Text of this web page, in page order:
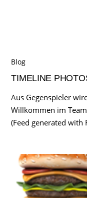
Blog
TIMELINE
Aus Gegenspieler
Willkommen im Team
(Feed generated with